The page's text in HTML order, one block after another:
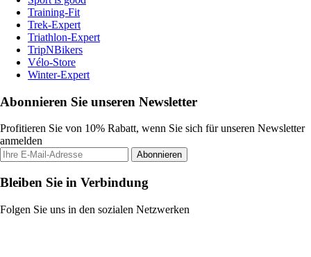
Training-Fit
Trek-Expert
Triathlon-Expert
TripNBikers
Vélo-Store
Winter-Expert
Abonnieren Sie unseren Newsletter
Profitieren Sie von 10% Rabatt, wenn Sie sich für unseren Newsletter
anmelden
Abonnieren
Bleiben Sie in Verbindung
Folgen Sie uns in den sozialen Netzwerken